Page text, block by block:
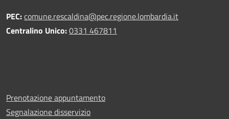
PEC:comune.rescaldina@pec.regione.lombardia.it
Centralino Unico:0331 467811
Prenotazione appuntamento
Segnalazione disservizio